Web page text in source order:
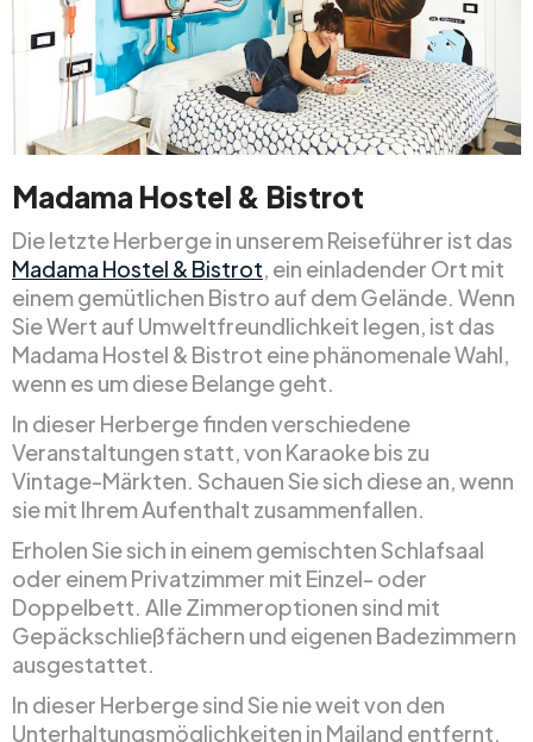
Madama Hostel & Bistrot
Die letzte Herberge in unserem Reiseführer ist das
Madama Hostel & Bistrot, ein einladender Ort mit
einem gemütlichen Bistro auf dem Gelände. Wenn
Sie Wert auf Umweltfreundlichkeit legen, ist das
Madama Hostel & Bistrot eine phänomenale Wahl,
wenn es um diese Belange geht.
In dieser Herberge finden verschiedene
Veranstaltungen statt, von Karaoke bis zu
Vintage-Märkten. Schauen Sie sich diese an, wenn
sie mit Ihrem Aufenthalt zusammenfallen.
Erholen Sie sich in einem gemischten Schlafsaal
oder einem Privatzimmer mit Einzel- oder
Doppelbett. Alle Zimmeroptionen sind mit
Gepäckschließfächern und eigenen Badezimmern
ausgestattet.
In dieser Herberge sind Sie nie weit von den
Unterhaltungsmöglichkeiten in Mailand entfernt,